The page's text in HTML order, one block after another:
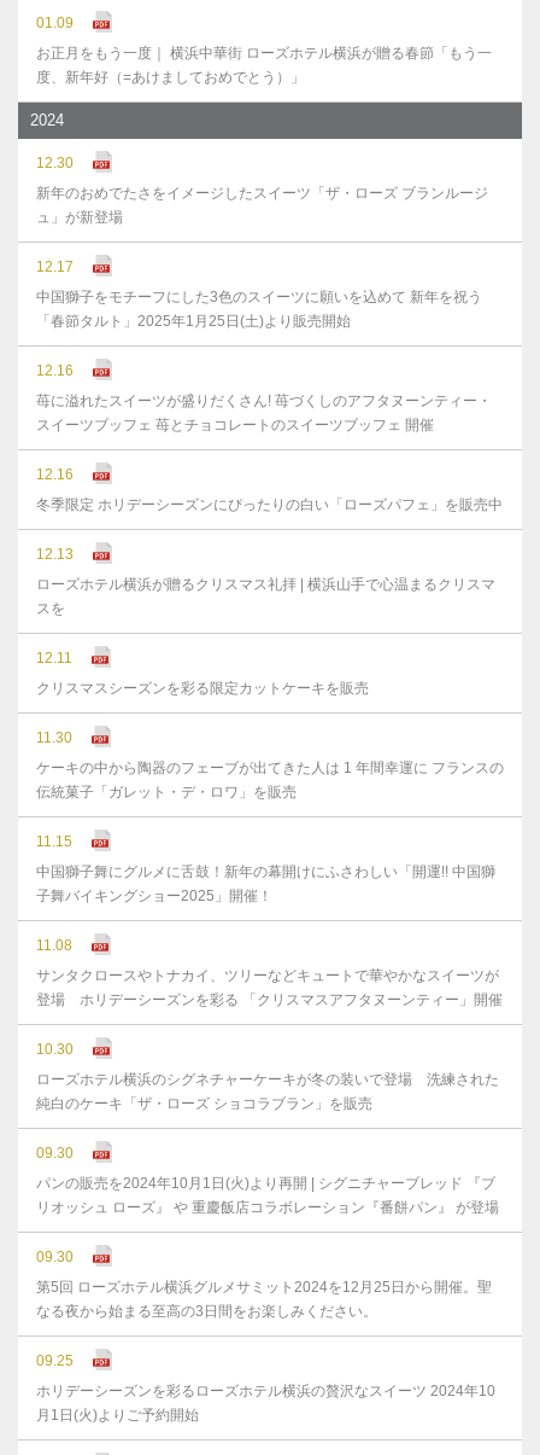
01.09
お正月をもう一度｜ 横浜中華街 ローズホテル横浜が贈る春節「もう一
度、新年好（=あけましておめでとう）」
2024
12.30
新年のおめでたさをイメージしたスイーツ「ザ・ローズ ブランルージ
ュ」が新登場
12.17
中国獅子をモチーフにした3色のスイーツに願いを込めて 新年を祝う
「春節タルト」2025年1月25日(土)より販売開始
12.16
苺に溢れたスイーツが盛りだくさん! 苺づくしのアフタヌーンティー・
スイーツブッフェ 苺とチョコレートのスイーツブッフェ 開催
12.16
冬季限定 ホリデーシーズンにぴったりの白い「ローズパフェ」を販売中
12.13
ローズホテル横浜が贈るクリスマス礼拝 | 横浜山手で心温まるクリスマ
スを
12.11
クリスマスシーズンを彩る限定カットケーキを販売
11.30
ケーキの中から陶器のフェーブが出てきた人は 1 年間幸運に フランスの
伝統菓子「ガレット・デ・ロワ」を販売
11.15
中国獅子舞にグルメに舌鼓！新年の幕開けにふさわしい「開運!! 中国獅
子舞バイキングショー2025」開催！
11.08
サンタクロースやトナカイ、ツリーなどキュートで華やかなスイーツが
登場 ホリデーシーズンを彩る 「クリスマスアフタヌーンティー」開催
10.30
ローズホテル横浜のシグネチャーケーキが冬の装いで登場 洗練された
純白のケーキ「ザ・ローズ ショコラブラン」を販売
09.30
パンの販売を2024年10月1日(火)より再開 | シグニチャーブレッド 『ブ
リオッシュ ローズ』 や 重慶飯店コラボレーション『番餅パン』 が登場
09.30
第5回 ローズホテル横浜グルメサミット2024を12月25日から開催。聖
なる夜から始まる至高の3日間をお楽しみください。
09.25
ホリデーシーズンを彩るローズホテル横浜の贅沢なスイーツ 2024年10
月1日(火)よりご予約開始